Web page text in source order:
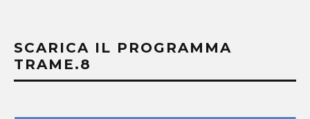
SCARICA IL PROGRAMMA
TRAME.8